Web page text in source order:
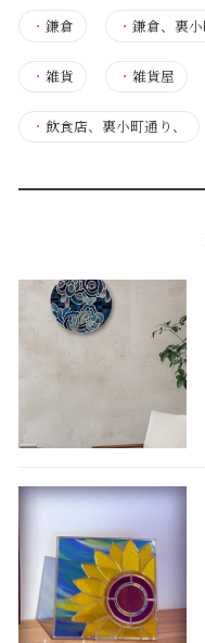
・ 鎌倉 ・鎌倉、裏小
・ 雑貨 ・雑貨屋
・ 飲食店、裏小町通り、